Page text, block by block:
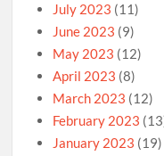
July 2023 (11)
June 2023 (9)
May 2023 (12)
April 2023 (8)
March 2023 (12)
February 2023
January 2023 (19)